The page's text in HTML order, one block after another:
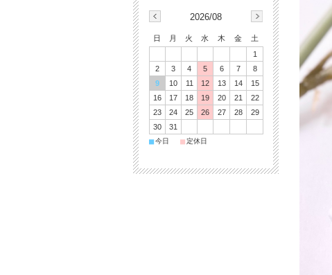
2026/08
日 月 火 水 木 金
土
1
2
3 4 5 6 7
8
9
10 11 12 13 14
15
16
17 18 19 20 21
22
23
24 25 26 27 28
29
30
31
■今日 ■定休日